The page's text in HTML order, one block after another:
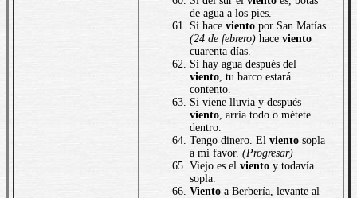
de agua a los pies.
Si hace viento por San Matías
(24 de febrero) hace viento
cuarenta días.
Si hay agua después del
viento, tu barco estará
contento.
Si viene lluvia y después
viento, arria todo o métete
dentro.
Tengo dinero. El viento sopla
a mi favor. (Progresar)
Viejo es el viento y todavía
sopla.
Viento a Berbería, levante al